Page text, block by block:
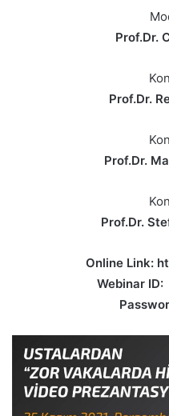
Prof.Dr.
Prof.Dr.
Prof.Dr.
Prof.Dr.
Online Link:
Webinar